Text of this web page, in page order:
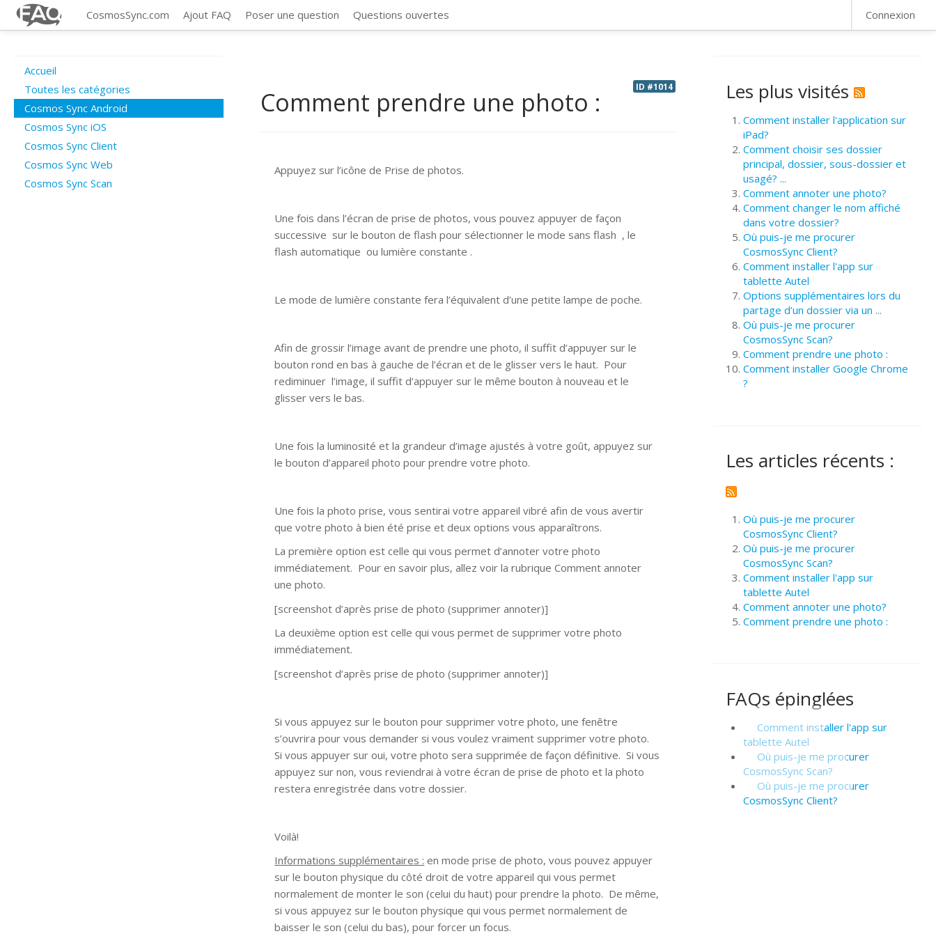
CosmosSync.com Ajout FAQ Poser une question Questions ouvertes Connexion
Accueil
Toutes les catégories
Cosmos Sync Android
Cosmos Sync iOS
Cosmos Sync Client
Cosmos Sync Web
Cosmos Sync Scan
ID #1014
Comment prendre une photo :
Appuyez sur l’icône de Prise de photos.
Une fois dans l’écran de prise de photos, vous pouvez appuyer de façon
successive sur le bouton de flash pour sélectionner le mode sans flash , le
flash automatique ou lumière constante .
Le mode de lumière constante fera l’équivalent d’une petite lampe de poche.
Afin de grossir l’image avant de prendre une photo, il suffit d’appuyer sur le
bouton rond en bas à gauche de l’écran et de le glisser vers le haut. Pour
rediminuer l’image, il suffit d’appuyer sur le même bouton à nouveau et le
glisser vers le bas.
Une fois la luminosité et la grandeur d’image ajustés à votre goût, appuyez sur
le bouton d’appareil photo pour prendre votre photo.
Une fois la photo prise, vous sentirai votre appareil vibré afin de vous avertir
que votre photo à bien été prise et deux options vous apparaîtrons.
La première option est celle qui vous permet d’annoter votre photo
immédiatement. Pour en savoir plus, allez voir la rubrique Comment annoter
une photo.
[screenshot d’après prise de photo (supprimer annoter)]
La deuxième option est celle qui vous permet de supprimer votre photo
immédiatement.
[screenshot d’après prise de photo (supprimer annoter)]
Si vous appuyez sur le bouton pour supprimer votre photo, une fenêtre
s’ouvrira pour vous demander si vous voulez vraiment supprimer votre photo.
Si vous appuyer sur oui, votre photo sera supprimée de façon définitive. Si vous
appuyez sur non, vous reviendrai à votre écran de prise de photo et la photo
restera enregistrée dans votre dossier.
Voilà!
Informations supplémentaires : en mode prise de photo, vous pouvez appuyer
sur le bouton physique du côté droit de votre appareil qui vous permet
normalement de monter le son (celui du haut) pour prendre la photo. De même,
si vous appuyez sur le bouton physique qui vous permet normalement de
baisser le son (celui du bas), pour forcer un focus.
Les plus visités
Comment installer l'application sur
iPad?
Comment choisir ses dossier
principal, dossier, sous-dossier et
usagé? ...
Comment annoter une photo?
Comment changer le nom affiché
dans votre dossier?
Où puis-je me procurer
CosmosSync Client?
Comment installer l'app sur
tablette Autel
Options supplémentaires lors du
partage d’un dossier via un ...
Où puis-je me procurer
CosmosSync Scan?
Comment prendre une photo :
Comment installer Google Chrome
?
Les articles récents :
Où puis-je me procurer
CosmosSync Client?
Où puis-je me procurer
CosmosSync Scan?
Comment installer l'app sur
tablette Autel
Comment annoter une photo?
Comment prendre une photo :
FAQs épinglées
Comment installer l'app sur
tablette Autel
Où puis-je me procurer
CosmosSync Scan?
Où puis-je me procurer
CosmosSync Client?